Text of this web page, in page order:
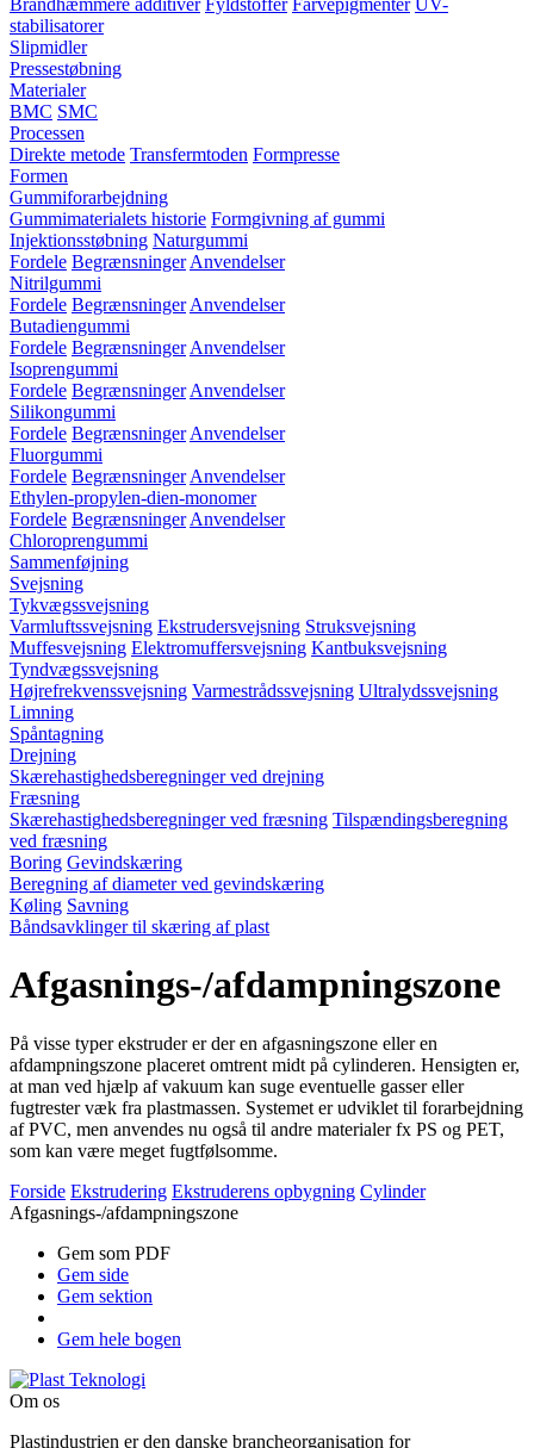
Brandhæmmere additiver Fyldstoffer Farvepigmenter UV-
stabilisatorer
Slipmidler
Pressestøbning
Materialer
BMC SMC
Processen
Direkte metode Transfermtoden Formpresse
Formen
Gummiforarbejdning
Gummimaterialets historie Formgivning af gummi
Injektionsstøbning Naturgummi
Fordele Begrænsninger Anvendelser
Nitrilgummi
Fordele Begrænsninger Anvendelser
Butadiengummi
Fordele Begrænsninger Anvendelser
Isoprengummi
Fordele Begrænsninger Anvendelser
Silikongummi
Fordele Begrænsninger Anvendelser
Fluorgummi
Fordele Begrænsninger Anvendelser
Ethylen-propylen-dien-monomer
Fordele Begrænsninger Anvendelser
Chloroprengummi
Sammenføjning
Svejsning
Tykvægssvejsning
Varmluftssvejsning Ekstrudersvejsning Struksvejsning
Muffesvejsning Elektromuffersvejsning Kantbuksvejsning
Tyndvægssvejsning
Højrefrekvenssvejsning Varmestrådssvejsning Ultralydssvejsning
Limning
Spåntagning
Drejning
Skærehastighedsberegninger ved drejning
Fræsning
Skærehastighedsberegninger ved fræsning Tilspændingsberegning
ved fræsning
Boring Gevindskæring
Beregning af diameter ved gevindskæring
Køling Savning
Båndsavklinger til skæring af plast
Afgasnings-/afdampningszone
På visse typer ekstruder er der en afgasningszone eller en
afdampnings­zone placeret omtrent midt på cylinderen. Hensigten er,
at man ved hjælp af vakuum kan suge eventuelle gasser eller
fugtrester væk fra plastmassen. Systemet er udviklet til forarbejdning
af PVC, men anvendes nu også til andre materialer fx PS og PET,
som kan være meget fugtfølsomme.
Forside Ekstrudering Ekstruderens opbygning Cylinder
Afgasnings-/afdampningszone
Gem som PDF
Gem side
Gem sektion
Gem hele bogen
Om os
Plastindustrien er den danske brancheorganisation for